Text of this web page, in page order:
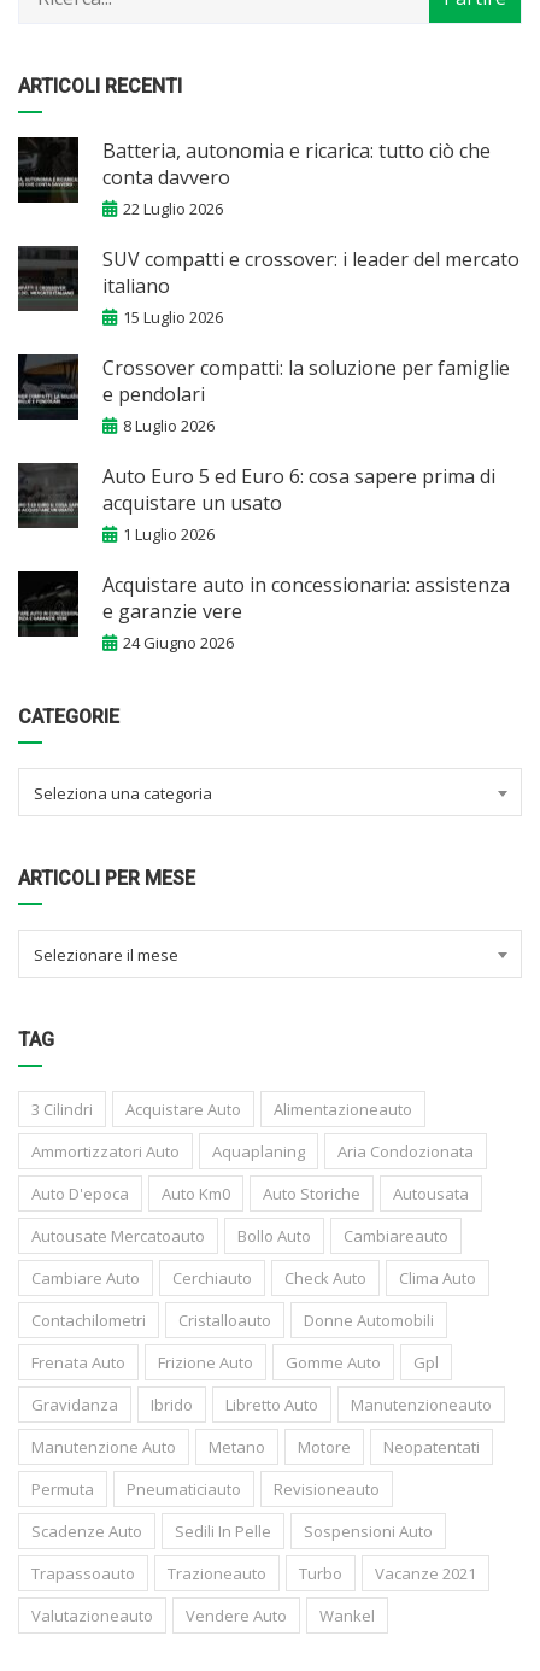
ARTICOLI RECENTI
Batteria, autonomia e ricarica: tutto ciò che
conta davvero
22 Luglio 2026
SUV compatti e crossover: i leader del mercato
italiano
15 Luglio 2026
Crossover compatti: la soluzione per famiglie
e pendolari
8 Luglio 2026
Auto Euro 5 ed Euro 6: cosa sapere prima di
acquistare un usato
1 Luglio 2026
Acquistare auto in concessionaria: assistenza
e garanzie vere
24 Giugno 2026
CATEGORIE
Seleziona una categoria
ARTICOLI PER MESE
Selezionare il mese
TAG
3 Cilindri Acquistare Auto
Alimentazioneauto
Ammortizzatori Auto
Aquaplaning
Aria Condozionata
Auto D'epoca
Auto Km0 Auto Storiche
Autousata
Autousate Mercatoauto
Bollo Auto
Cambiareauto
Cambiare Auto
Cerchiauto Check Auto
Clima Auto
Contachilometri
Cristalloauto
Donne Automobili
Frenata Auto
Frizione Auto Gomme Auto
Gpl
Gravidanza
Ibrido Libretto Auto
Manutenzioneauto
Manutenzione Auto
Metano Motore
Neopatentati
Permuta
Pneumaticiauto
Revisioneauto
Scadenze Auto
Sedili In Pelle
Sospensioni Auto
Trapassoauto
Trazioneauto Turbo
Vacanze 2021
Valutazioneauto
Vendere Auto Wankel